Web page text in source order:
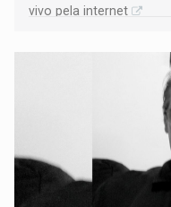
vivo pela internet